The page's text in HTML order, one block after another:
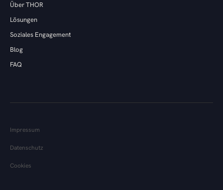
Über THOR
Lösungen
Soziales Engagement
Blog
FAQ
Impressum
Datenschutz
Cookies